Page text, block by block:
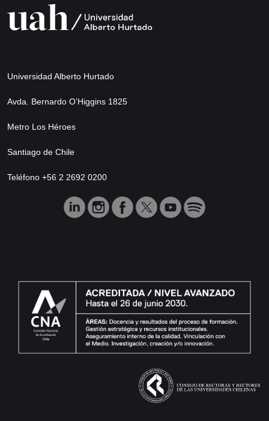
Universidad Alberto Hurtado
Avda. Bernardo O’Higgins 1825
Metro Los Héroes
Santiago de Chile
Teléfono +56 2 2692 0200